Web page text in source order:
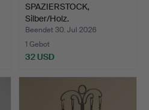
SPAZIERSTOCK,
Silber/Holz.
Beendet 30. Jul 2026
1 Gebot
32 USD